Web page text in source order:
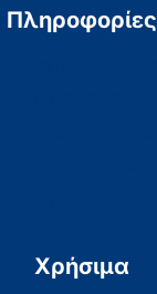
Πληροφορίες
Χρήσιμα